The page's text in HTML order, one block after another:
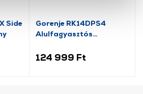
szükségesek. Az oldal
a cookie-k használatát.
Side
Gorenje RK14DPS4
Alulfagyasztós
124 999 Ft